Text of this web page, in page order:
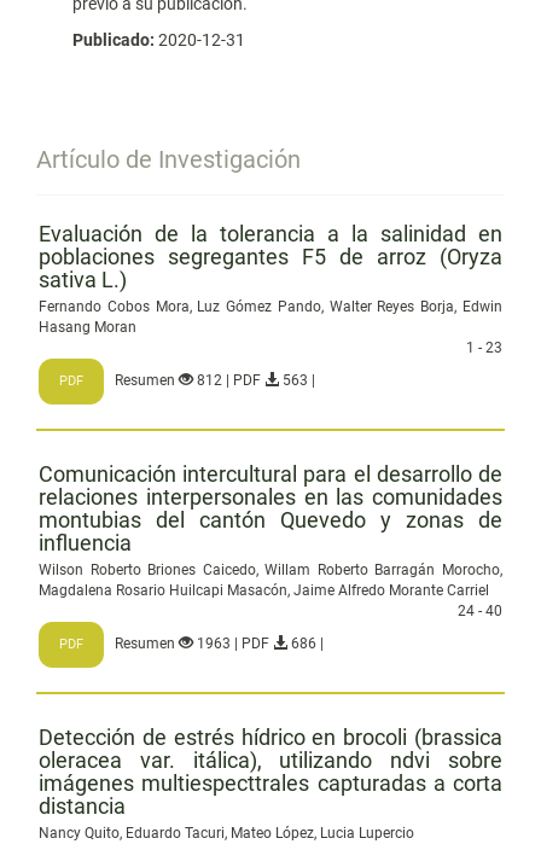
Publicado: 2020-12-31
Artículo de Investigación
Evaluación de la tolerancia a la salinidad en
poblaciones segregantes F5 de arroz (Oryza
sativa L.)
Fernando Cobos Mora, Luz Gómez Pando, Walter Reyes Borja, Edwin
Hasang Moran
1 - 23
PDF Resumen 812 | PDF 563 |
Comunicación intercultural para el desarrollo de
relaciones interpersonales en las comunidades
montubias del cantón Quevedo y zonas de
influencia
Wilson Roberto Briones Caicedo, Willam Roberto Barragán Morocho,
Magdalena Rosario Huilcapi Masacón, Jaime Alfredo Morante Carriel
24 - 40
PDF Resumen 1963 | PDF 686 |
Detección de estrés hídrico en brocoli (brassica
oleracea var. itálica), utilizando ndvi sobre
imágenes multiespecttrales capturadas a corta
distancia
Nancy Quito, Eduardo Tacuri, Mateo López, Lucia Lupercio